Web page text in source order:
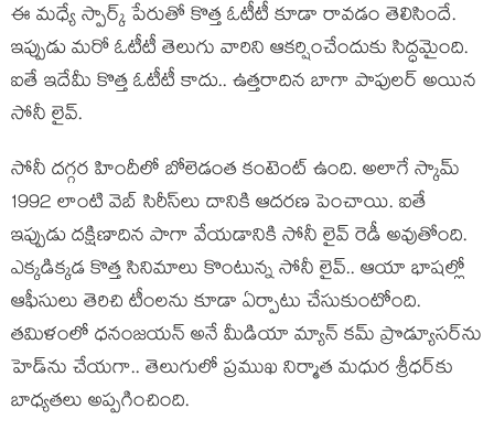
ఈ మ‌ధ్యే స్పార్క్ పేరుతో కొత్త ఓటీటీ కూడా రావ‌డం తెలిసిందే.
ఇప్పుడు మ‌రో ఓటీటీ తెలుగు వారిని ఆక‌ర్షించేందుకు సిద్ధ‌మైంది.
ఐతే ఇదేమీ కొత్త ఓటీటీ కాదు.. ఉత్త‌రాదిన బాగా పాపుల‌ర్ అయిన
సోనీ లైవ్.
సోనీ ద‌గ్గ‌ర హిందీలో బోలెడంత కంటెంట్ ఉంది. అలాగే స్కామ్
1992 లాంటి వెబ్ సిరీస్‌లు దానికి ఆద‌ర‌ణ పెంచాయి. ఐతే
ఇప్పుడు ద‌క్షిణాదిన పాగా వేయ‌డానికి సోనీ లైవ్ రెడీ అవుతోంది.
ఎక్క‌డిక్క‌డ కొత్త సినిమాలు కొంటున్న సోనీ లైవ్.. ఆయా భాష‌ల్లో
ఆఫీసులు తెరిచి టీంల‌ను కూడా ఏర్పాటు చేసుకుంటోంది.
త‌మిళంలో ధ‌నంజ‌య‌న్ అనే మీడియా మ్యాన్ క‌మ్ ప్రొడ్యూస‌ర్‌ను
హెడ్‌ను చేయ‌గా.. తెలుగులో ప్ర‌ముఖ నిర్మాత మ‌ధుర శ్రీధ‌ర్‌కు
బాధ్య‌తలు అప్ప‌గించింది.